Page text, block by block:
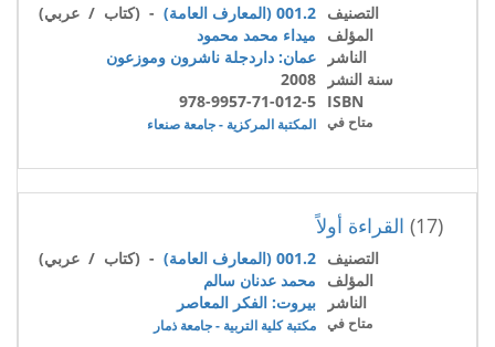
التصنيف 001.2 (المعارف العامة)
- (كتاب / عربي)
المؤلف
ميداء محمد محمود
الناشر
عمان: داردجلة ناشرون وموزعون
سنة النشر
2008
ISBN
978-9957-71-012-5
متاح في المكتبة المركزية - جامعة صنعاء
(17) القراءة أولاً
التصنيف 001.2 (المعارف العامة)
- (كتاب / عربي)
المؤلف
محمد عدنان سالم
الناشر
بيروت: الفكر المعاصر
متاح في مكتبة كلية التربية - جامعة ذمار